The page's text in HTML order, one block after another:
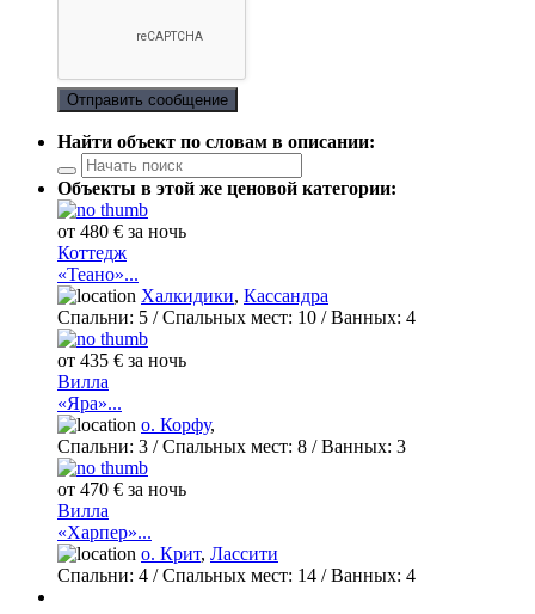
Отправить сообщение
Найти объект по словам в описании:
Объекты в этой же ценовой категории:
от 480 € за ночь
Коттедж
«Теано»...
Халкидики, Кассандра
Спальни: 5 / Спальных мест: 10 /Ванных: 4
от 435 € за ночь
Вилла
«Яра»...
о. Корфу,
Спальни: 3 / Спальных мест: 8 /Ванных: 3
от 470 € за ночь
Вилла
«Харпер»...
о. Крит, Лассити
Спальни: 4 / Спальных мест: 14 /Ванных: 4